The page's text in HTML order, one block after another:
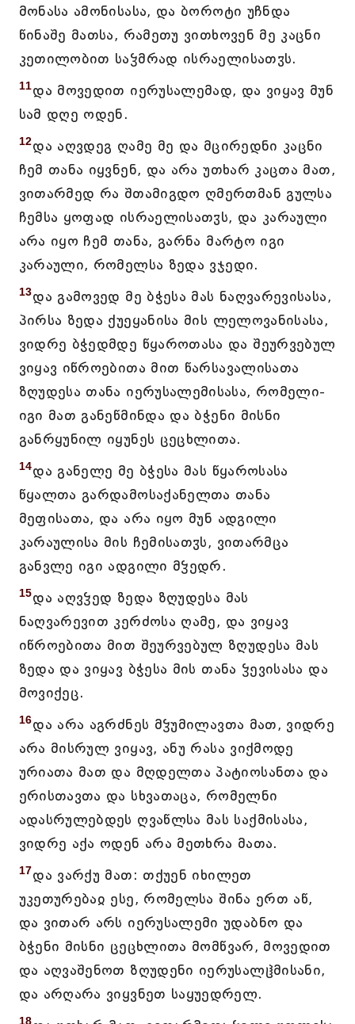
მონასა ამონისასა, და ბოროტი უჩნდა
წინაშე მათსა, რამეთუ ვითხოვენ მე კაცნი
კეთილობით საჴმრად ისრაელისათჳს.
11და მოვედით იერუსალემად, და ვიყავ მუნ
სამ დღე ოდენ.
12და აღვდეგ ღამე მე და მცირედნი კაცნი
ჩემ თანა იყვნენ, და არა უთხარ კაცთა მათ,
ვითარმედ რა შთამიგდო ღმერთმან გულსა
ჩემსა ყოფად ისრაელისათჳს, და კარაული
არა იყო ჩემ თანა, გარნა მარტო იგი
კარაული, რომელსა ზედა ვჯედი.
13და გამოვედ მე ბჭესა მას ნაღვარევისასა,
პირსა ზედა ქუეყანისა მის ლელოვანისასა,
ვიდრე ბჭედმდე წყაროთასა და შეურვებულ
ვიყავ იწროებითა მით წარსავალისათა
ზღუდესა თანა იერუსალემისასა, რომელი-
იგი მათ განეწმინდა და ბჭენი მისნი
განრყუნილ იყუნეს ცეცხლითა.
14და განელე მე ბჭესა მას წყაროსასა
წყალთა გარდამოსაქანელთა თანა
მეფისათა, და არა იყო მუნ ადგილი
კარაულისა მის ჩემისათჳს, ვითარმცა
განვლე იგი ადგილი მჴედრ.
15და აღვჴედ ზედა ზღუდესა მას
ნაღვარევით კერძოსა ღამე, და ვიყავ
იწროებითა მით შეურვებულ ზღუდესა მას
ზედა და ვიყავ ბჭესა მის თანა ჴევისასა და
მოვიქეც.
16და არა აგრძნეს მჴუმილავთა მათ, ვიდრე
არა მისრულ ვიყავ, ანუ რასა ვიქმოდე
ურიათა მათ და მღდელთა პატიოსანთა და
ერისთავთა და სხვათაცა, რომელნი
ადასრულებდეს ღვაწლსა მას საქმისასა,
ვიდრე აქა ოდენ არა მეთხრა მათა.
17და ვარქუ მათ: თქუენ იხილეთ
უკეთურებაჲ ესე, რომელსა შინა ერთ აწ,
და ვითარ არს იერუსალემი უდაბნო და
ბჭენი მისნი ცეცხლითა მომწვარ, მოვედით
და აღვაშენოთ ზღუდენი იერუსალჱმისანი,
და არღარა ვიყვნეთ საყუედრელ.
18